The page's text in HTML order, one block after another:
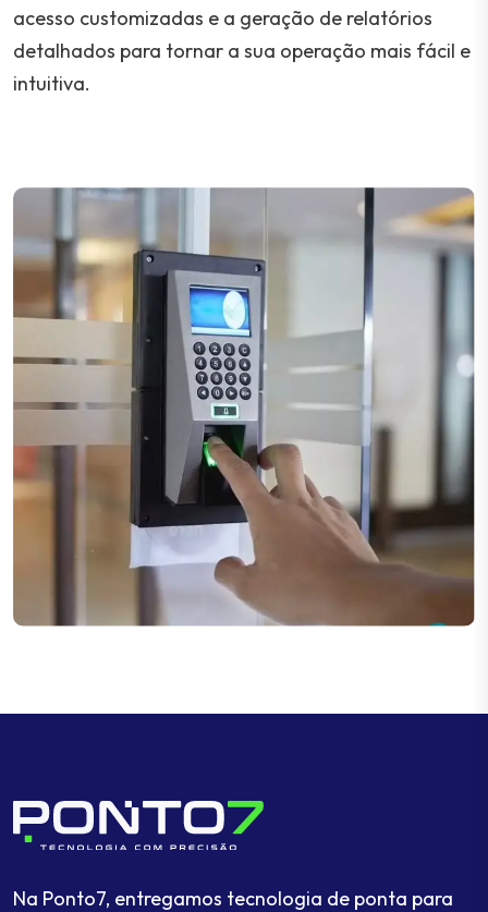
acesso customizadas e a geração de relatórios
detalhados para tornar a sua operação mais fácil e
intuitiva.
Na Ponto7, entregamos tecnologia de ponta para